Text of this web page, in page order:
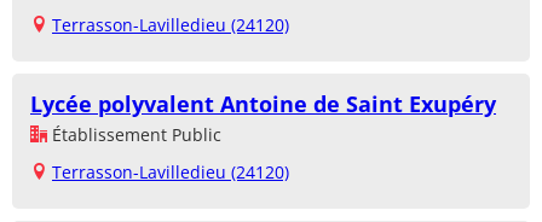
Terrasson-Lavilledieu (24120)
Lycée polyvalent Antoine de Saint Exupéry
Établissement Public
Terrasson-Lavilledieu (24120)